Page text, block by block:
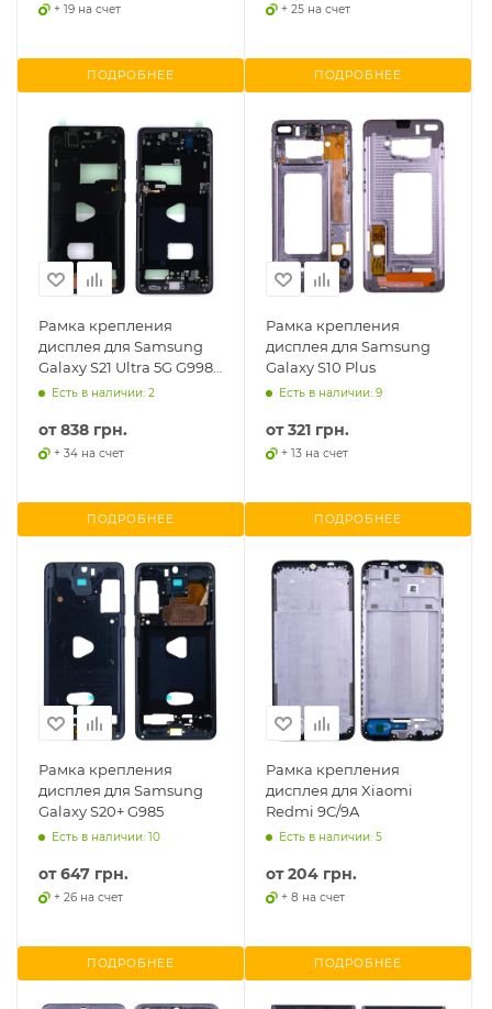
+ 19 на счет
ПОДРОБНЕЕ
+ 25 на счет
ПОДРОБНЕЕ
Рамка крепления
дисплея для Samsung
Galaxy S21 Ultra 5G G998,
European Version
Есть в наличии: 2
от838 грн.
+ 34 на счет
ПОДРОБНЕЕ
Рамка крепления
дисплея для Samsung
Galaxy S10 Plus
Есть в наличии: 9
от321 грн.
+ 13 на счет
ПОДРОБНЕЕ
Рамка крепления
дисплея для Samsung
Galaxy S20+ G985
Есть в наличии: 10
от647 грн.
+ 26 на счет
ПОДРОБНЕЕ
Рамка крепления
дисплея для Xiaomi
Redmi 9C/9A
Есть в наличии: 5
от204 грн.
+ 8 на счет
ПОДРОБНЕЕ